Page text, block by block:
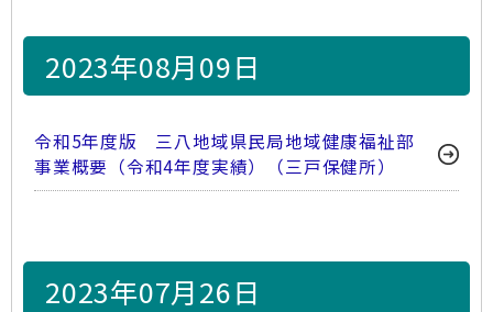
2023年08月09日
令和5年度版 三八地域県民局地域健康福祉部
事業概要（令和4年度実績）（三戸保健所）
2023年07月26日